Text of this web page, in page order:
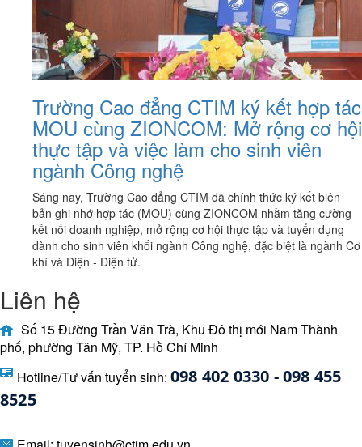
Trường Cao đẳng CTIM ký kết hợp tác
MOU cùng ZIONCOM: Mở rộng cơ hội
thực tập và việc làm cho sinh viên
ngành Công nghệ
Sáng nay, Trường Cao đẳng CTIM đã chính thức ký kết biên
bản ghi nhớ hợp tác (MOU) cùng ZIONCOM nhằm tăng cường
kết nối doanh nghiệp, mở rộng cơ hội thực tập và tuyển dụng
dành cho sinh viên khối ngành Công nghệ, đặc biệt là ngành Cơ
khí và Điện - Điện tử.
Liên hệ
Số 15 Đường Trần Văn Trà, Khu Đô thị mới Nam Thành
phố, phường Tân Mỹ, TP. Hồ Chí Minh
Hotline/Tư vấn tuyển sinh: 098 402 0330 - 098 455
8525